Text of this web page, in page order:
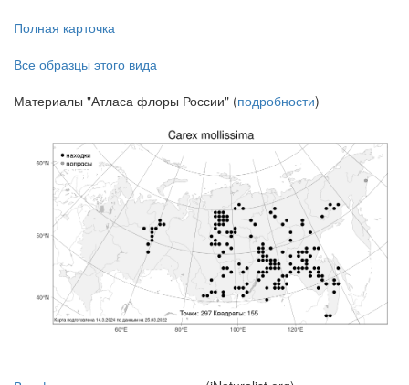
Полная карточка
Все образцы этого вида
Материалы "Атласа флоры России" (подробности)